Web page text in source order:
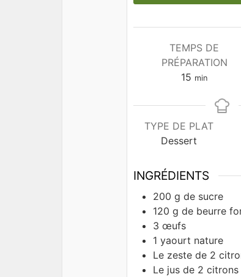
TEMPS DE
PRÉPARATION
15 minutes
min
TYPE DE PLAT
Dessert
INGRÉDIENTS
200 g de sucre
120 g de beurre
3 œufs
1 yaourt nature
Le zeste de 2
Le jus de 2 citrons